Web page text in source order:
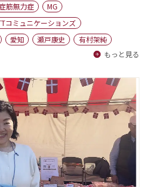
筋無力症
MG
コミュニケーションズ
愛知 瀬戸康史
有村架純
もっと見る